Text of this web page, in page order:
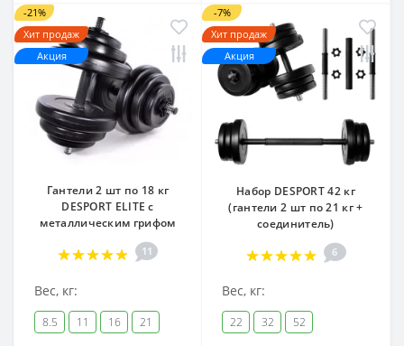
-21%
Хит продаж
Акция
Гантели 2 шт по 18 кг
DESPORT ELITE с
металлическим грифом
11
Вес, кг:
8.5 11 16 21
-7%
Хит продаж
Акция
Набор DESPORT 42 кг
(гантели 2 шт по 21 кг +
соединитель)
6
Вес, кг:
22 32 52